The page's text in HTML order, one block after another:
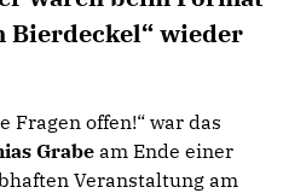
Bierdeckel“ wieder
Fragen offen!“ war das
Grabe am Ende einer
Veranstaltung am